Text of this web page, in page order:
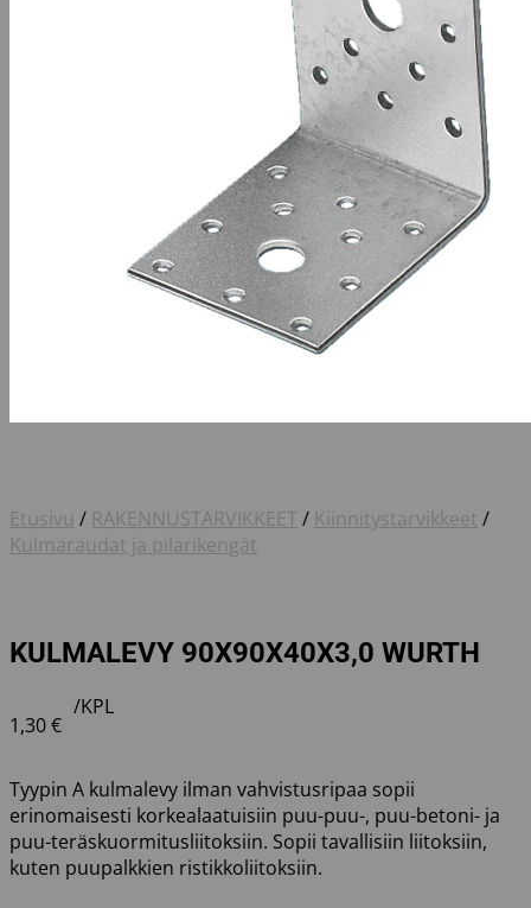
Etusivu / RAKENNUSTARVIKKEET / Kiinnitystarvikkeet /
Kulmaraudat ja pilarikengät
KULMALEVY 90X90X40X3,0 WURTH
1,30€
/KPL
Tyypin A kulmalevy ilman vahvistusripaa sopii
erinomaisesti korkealaatuisiin puu-puu-, puu-betoni- ja
puu-teräskuormitusliitoksiin. Sopii tavallisiin liitoksiin,
kuten puupalkkien ristikkoliitoksiin.